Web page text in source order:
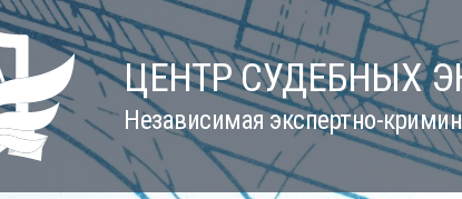
ЦЕНТР СУДЕБНЫХ
Независимая экспертно-